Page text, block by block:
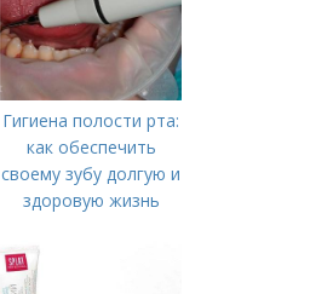
Гигиена полости рта:
как обеспечить
своему зубу долгую и
здоровую жизнь